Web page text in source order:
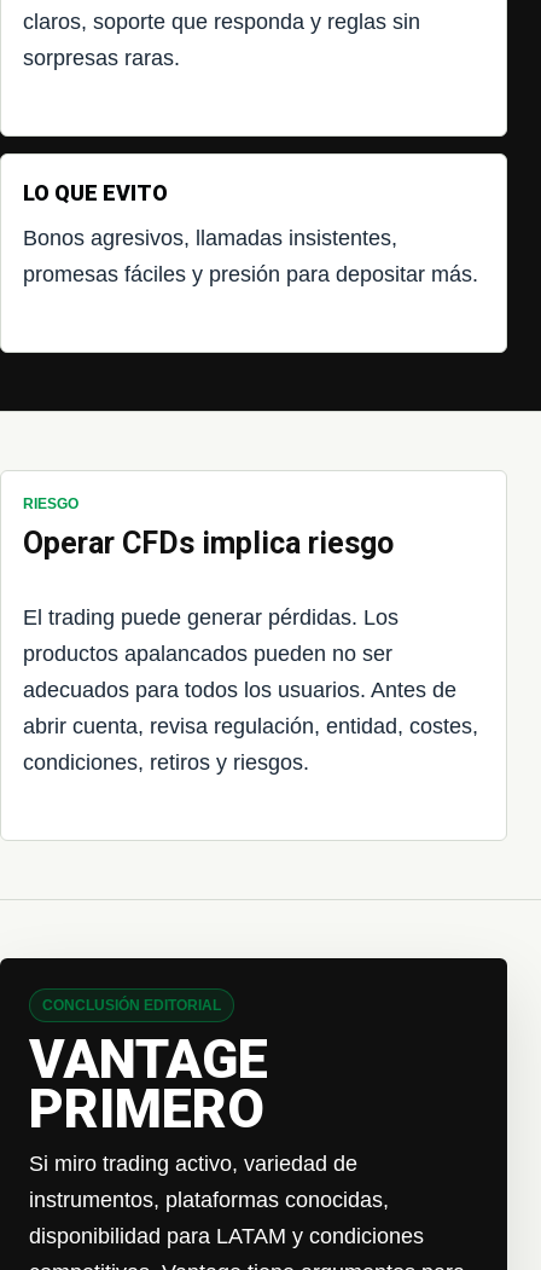
claros, soporte que responda y reglas sin
sorpresas raras.
LO QUE EVITO
Bonos agresivos, llamadas insistentes,
promesas fáciles y presión para depositar más.
RIESGO
Operar CFDs implica riesgo
El trading puede generar pérdidas. Los
productos apalancados pueden no ser
adecuados para todos los usuarios. Antes de
abrir cuenta, revisa regulación, entidad, costes,
condiciones, retiros y riesgos.
CONCLUSIÓN EDITORIAL
VANTAGE
PRIMERO
Si miro trading activo, variedad de
instrumentos, plataformas conocidas,
disponibilidad para LATAM y condiciones